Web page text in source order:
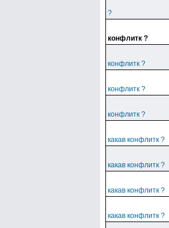
?
конфлитк ?
конфлитк ?
конфлитк ?
конфлитк ?
какав конфлитк ?
какав конфлитк ?
какав конфлитк ?
какав конфлитк ?